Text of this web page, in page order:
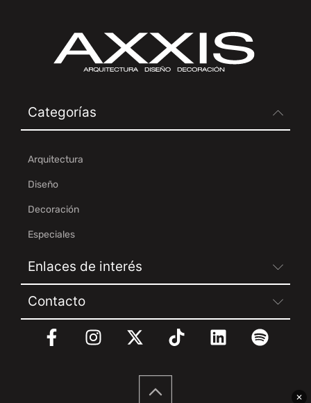
✕
Categorías
Arquitectura
Diseño
Decoración
Especiales
Enlaces de interés
Contacto